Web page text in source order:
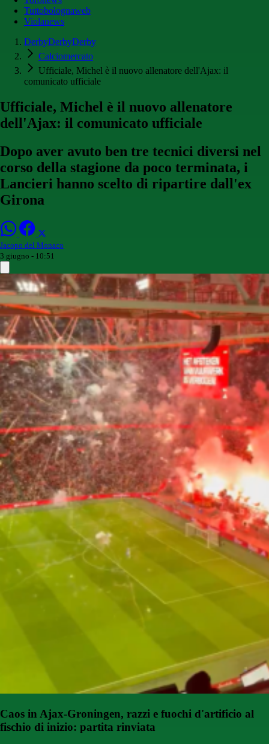
Tuttobolognaweb
Violanews
DerbyDerbyDerby
Calciomercato
Ufficiale, Michel è il nuovo allenatore dell'Ajax: il
comunicato ufficiale
Ufficiale, Michel è il nuovo allenatore
dell'Ajax: il comunicato ufficiale
Dopo aver avuto ben tre tecnici diversi nel
corso della stagione da poco terminata, i
Lancieri hanno scelto di ripartire dall'ex
Girona
Jacopo del Monaco
3 giugno - 10:51
Caos in Ajax-Groningen, razzi e fuochi d'artificio al
fischio di inizio: partita rinviata